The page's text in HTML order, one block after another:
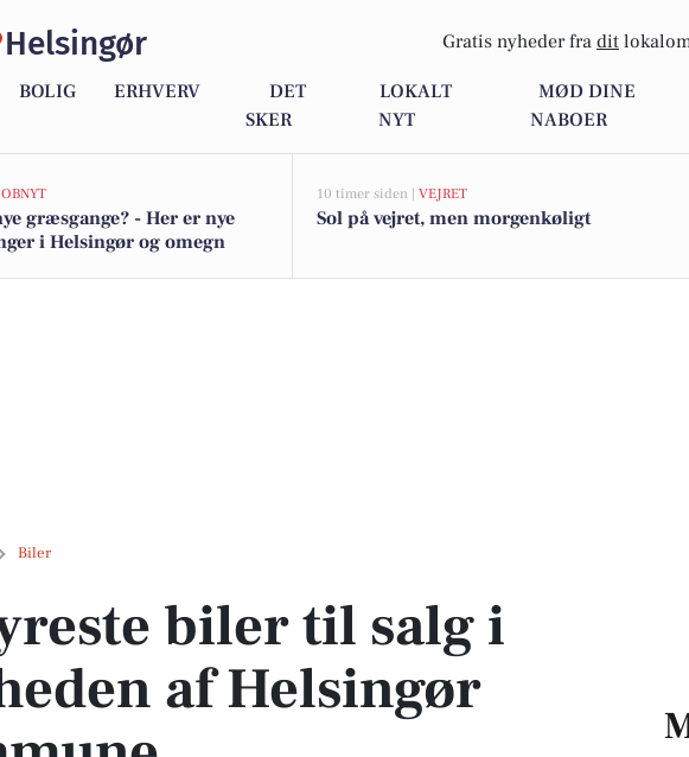
Helsingør Gratis nyheder fra dit
BOLIG ERHVERV
DET
SKER
LOKALT
NYT
MØD DINE
NABOER
græsgange? - Her er nye
i Helsingør og omegn
10 timer siden | VEJRET
Sol på vejret, men morgenkøligt
Biler
biler til salg i nærheden af Helsingør Kommune
biler til salg i
af Helsingør